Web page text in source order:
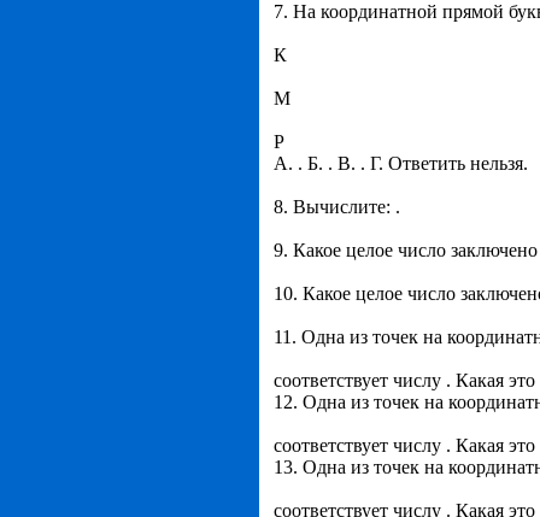
7. На координатной прямой
К
М
Р
А. . Б. . В. . Г. Ответить нельзя.
8. Вычислите: .
9. Какое целое число
10. Какое целое число
11. Одна из точек на
соответствует числу . Какая это
12. Одна из точек на
соответствует числу . Какая это
13. Одна из точек на
соответствует числу . Какая это